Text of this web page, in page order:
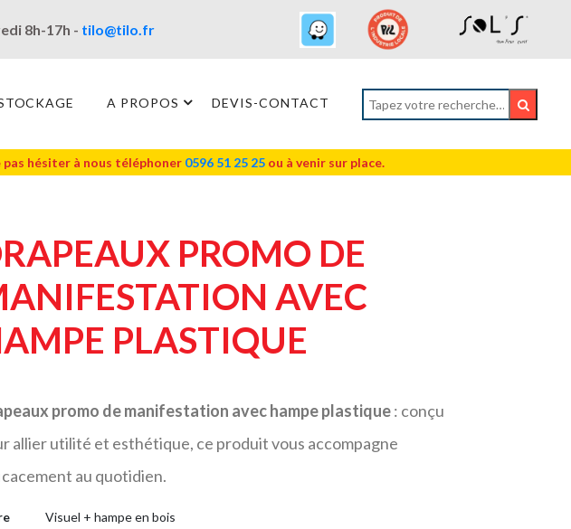
8h-17h - tilo@tilo.fr
A PROPOS DEVIS-CONTACT
pas hésiter à nous téléphoner 0596 51 25 25 ou à venir sur place.
PROMO DE
AVEC
PLASTIQUE
promo de manifestation avec hampe plastique: conçu
allier utilité et esthétique, ce produit vous accompagne
au quotidien.
Visuel + hampe en bois